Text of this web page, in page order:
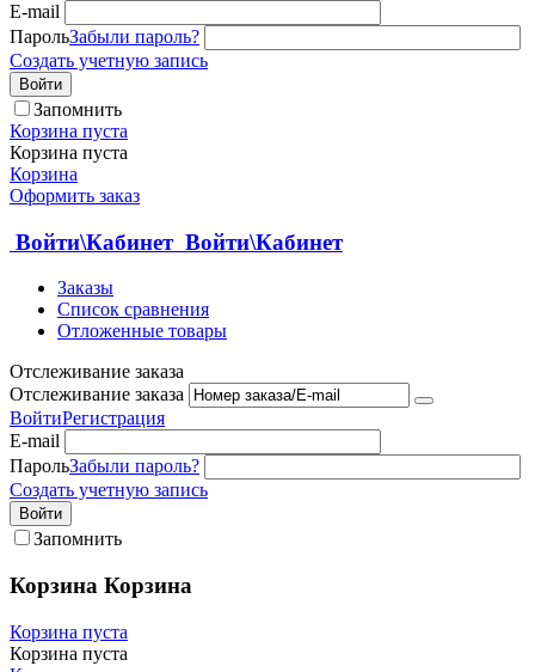
E-mail
ПарольЗабыли пароль?
Создать учетную запись
Войти
Запомнить
Корзина пуста
Корзина пуста
Корзина
Оформить заказ
Войти\Кабинет Войти\Кабинет
Заказы
Список сравнения
Отложенные товары
Отслеживание заказа
Отслеживание заказа
ВойтиРегистрация
E-mail
ПарольЗабыли пароль?
Создать учетную запись
Войти
Запомнить
Корзина Корзина
Корзина пуста
Корзина пуста